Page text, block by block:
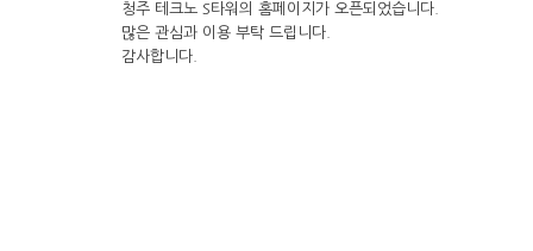
청주 테크노 S타워의 홈페이지가 오픈되었습니다.
많은 관심과 이용 부탁 드립니다.
감사합니다.